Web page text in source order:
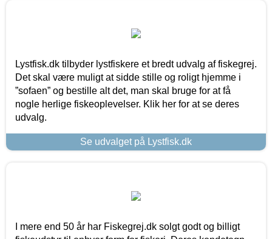
Lystfisk.dk tilbyder lystfiskere et bredt udvalg af fiskegrej.
Det skal være muligt at sidde stille og roligt hjemme i
”sofaen” og bestille alt det, man skal bruge for at få
nogle herlige fiskeoplevelser. Klik her for at se deres
udvalg.
Se udvalget på Lystfisk.dk
I mere end 50 år har Fiskegrej.dk solgt godt og billigt